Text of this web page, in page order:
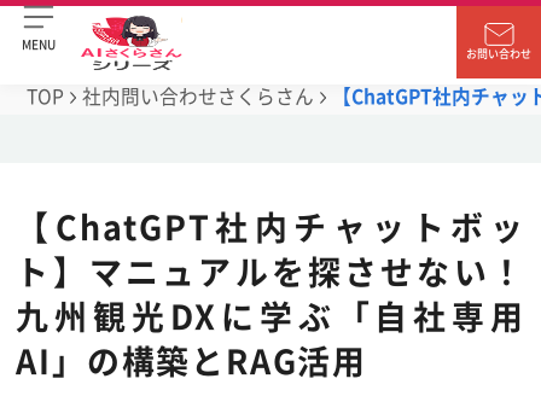
MENU
お問い合わせ
TOP 社内問い合わせさくらさん 【ChatGPT社内チャ
【ChatGPT社内チャットボッ
ト】マニュアルを探させない！
九州観光DXに学ぶ「自社専用
AI」の構築とRAG活用